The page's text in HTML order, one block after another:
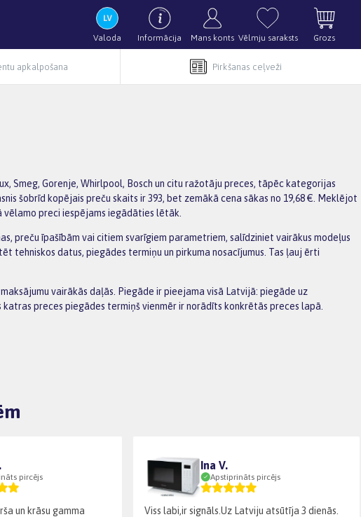
Valoda Informācija Mans konts Vēlmju saraksts Grozs
apkalpošana Pirkšanas ceļveži
Smeg, Gorenje, Whirlpool, Bosch un citu ražotāju preces, tāpēc kategorijas
šobrīd kopējais preču skaits ir 393, bet zemākā cena sākas no 19,68 €. Meklējot
preci iespējams iegādāties lētāk.
preču īpašībām vai citiem svarīgiem parametriem, salīdziniet vairākus modeļus
datus, piegādes termiņu un pirkuma nosacījumus. Tas ļauj ērti
vairākās daļās. Piegāde ir pieejama visā Latvijā: piegāde uz
preces piegādes termiņš vienmēr ir norādīts konkrētās preces lapā.
pircējs
un krāsu gamma
Ina V.
Apstiprināts pircējs
Viss labi,ir signāls.Uz Latviju atsūtīja 3 dienās.